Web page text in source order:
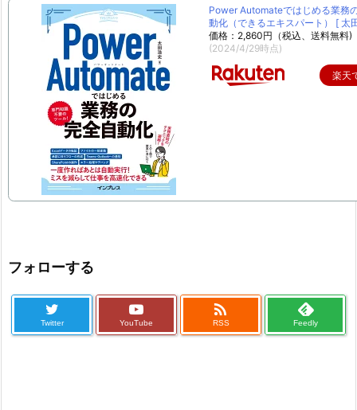
Power Automateではじめる業務
動化（できるエキスパート） [ 太
価格：2,860円（税込、送料無料)
(2024/4/29時点)
楽天
フォローする
Twitter YouTube

RSS Feedly